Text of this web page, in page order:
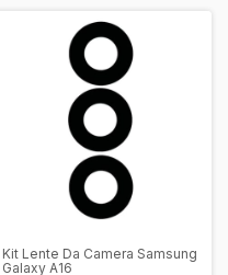
Kit Lente Da Camera Samsung
Galaxy A16